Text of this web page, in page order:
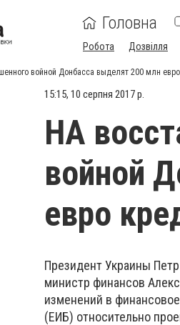
Головна
Робота Дозвілля
войной Донбасса выделят 200 млн
15:15, 10 серпня 2017 р.
НА
войной
евро
Президент Украины
министр финансов
изменений в
(ЕИБ) относительно